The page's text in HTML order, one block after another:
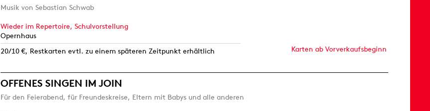
Musik von Sebastian Schwab
Wieder im Repertoire, Schulvorstellung
Opernhaus
20/10 €, Restkarten evtl. zu einem späteren Zeitpunkt erhältlich
Karten ab Vorverkaufsbeginn
OFFENES SINGEN IM JOIN
Für den Feierabend, für Freundeskreise, Eltern mit Babys und alle anderen